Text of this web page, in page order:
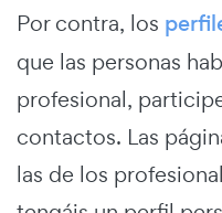
Por contra, los
que las personas
profesional,
contactos. Las
las de los